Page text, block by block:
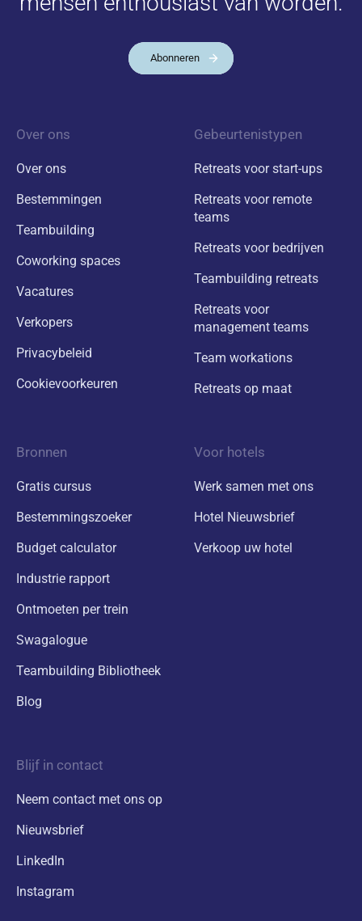
Abonneren
Over ons
Over ons
Bestemmingen
Teambuilding
Coworking spaces
Vacatures
Verkopers
Privacybeleid
Cookievoorkeuren
Gebeurtenistypen
Retreats voor start-ups
Retreats voor remote
teams
Retreats voor bedrijven
Teambuilding retreats
Retreats voor
management teams
Team workations
Retreats op maat
Bronnen
Gratis cursus
Bestemmingszoeker
Budget calculator
Industrie rapport
Ontmoeten per trein
Swagalogue
Teambuilding Bibliotheek
Blog
Voor hotels
Werk samen met ons
Hotel Nieuwsbrief
Verkoop uw hotel
Blijf in contact
Neem contact met ons op
Nieuwsbrief
LinkedIn
Instagram